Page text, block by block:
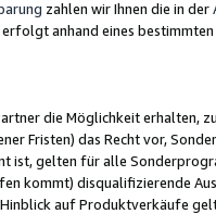
zahlen wir Ihnen die in der
anhand eines
die Möglichkeit erhalten,
Fristen) das Recht vor,
ist, gelten für alle
kommt) disqualifizierende
auf Produktverkäufe